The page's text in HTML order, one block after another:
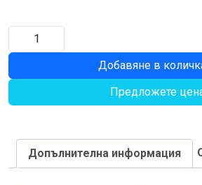
количество
за
M12X50
G10.9
Добавяне в
Предложете
Допълнителна информация